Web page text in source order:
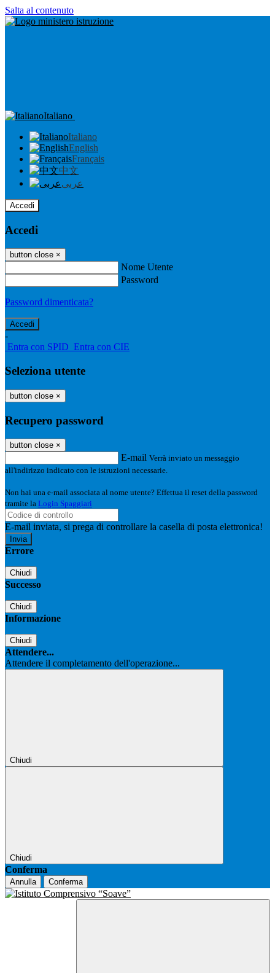
Salta al contenuto
Italiano
Italiano
English
Français
中文
عربى
Accedi
Accedi
button close ×
Nome Utente
Password
Password dimenticata?
-
Entra con SPID Entra con CIE
Seleziona utente
button close ×
Recupero password
button close ×
E-mail Verrà inviato un messaggio
all'indirizzo indicato con le istruzioni necessarie.
Non hai una e-mail associata al nome utente? Effettua il reset della password
tramite la Login Spaggiari
E-mail inviata, si prega di controllare la casella di posta elettronica!
Errore
Chiudi
Successo
Chiudi
Informazione
Chiudi
Attendere...
Attendere il completamento dell'operazione...
Chiudi
Chiudi
Conferma
Annulla Conferma